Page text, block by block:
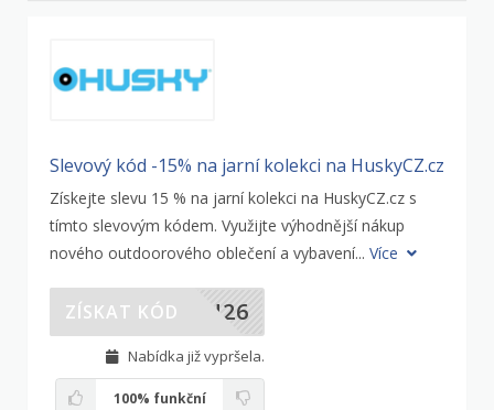
Slevový kód -15% na jarní kolekci na HuskyCZ.cz
Získejte slevu 15 % na jarní kolekci na HuskyCZ.cz s
tímto slevovým kódem. Využijte výhodnější nákup
nového outdoorového oblečení a vybavení... Více
FN26
ZÍSKAT KÓD
Nabídka již vypršela.
100% funkční